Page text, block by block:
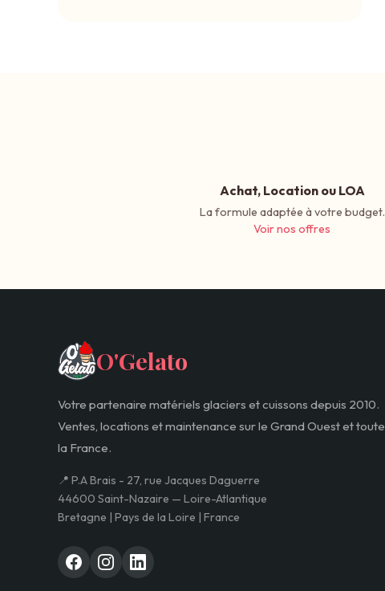
Achat, Location ou LOA
La formule adaptée à votre budget.
Voir nos offres
O'Gelato
Votre partenaire matériels glaciers et cuissons depuis 2010.
Ventes, locations et maintenance sur le Grand Ouest et toute
la France.
📍 P.A Brais - 27, rue Jacques Daguerre
44600 Saint-Nazaire — Loire-Atlantique
Bretagne | Pays de la Loire | France